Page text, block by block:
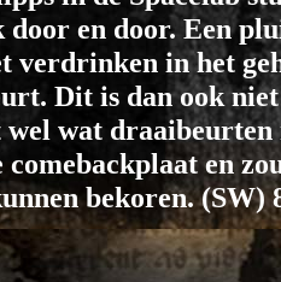
door en door. Een
verdrinken in het
Dit is dan ook
wel wat
comebackplaat en
bekoren. (SW)